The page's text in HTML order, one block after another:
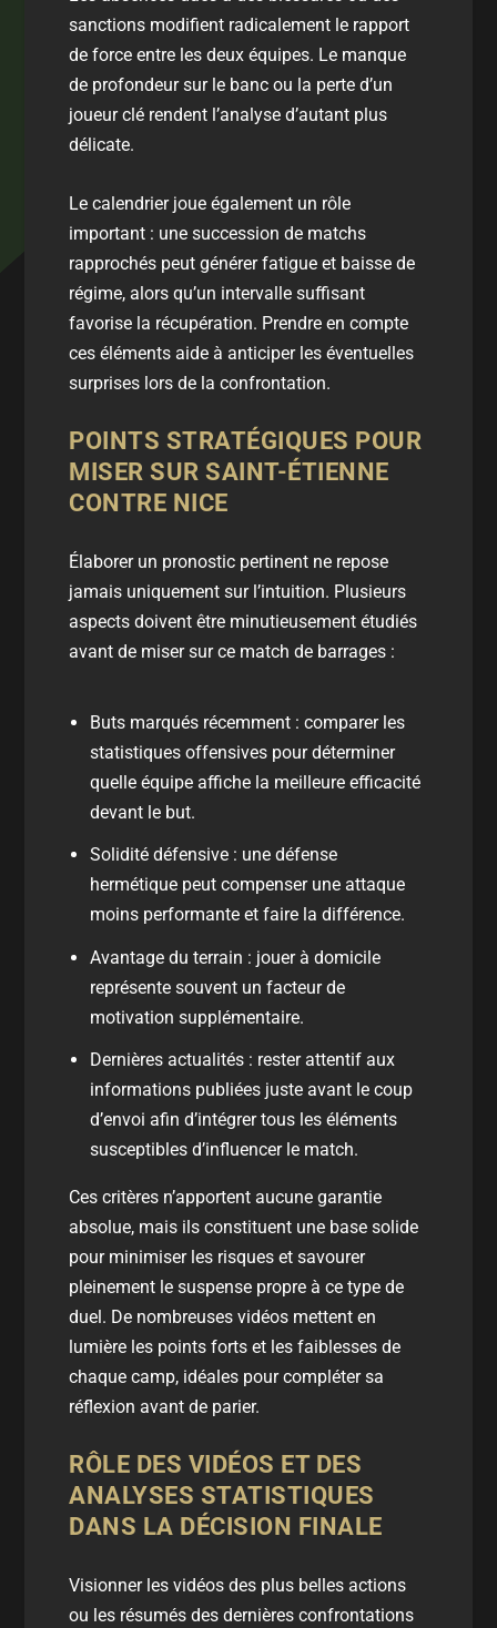
sanctions modifient radicalement le rapport
de force entre les deux équipes. Le manque
de profondeur sur le banc ou la perte d’un
joueur clé rendent l’analyse d’autant plus
délicate.
Lecalendrierjoue également un rôle
important : une succession de matchs
rapprochés peut générer fatigue et baisse de
régime, alors qu’un intervalle suffisant
favorise la récupération. Prendre en compte
ces éléments aide à anticiper les éventuelles
surprises lors de la confrontation.
POINTS STRATÉGIQUES POUR
MISER SUR SAINT-ÉTIENNE
CONTRE NICE
Élaborer un pronostic pertinent ne repose
jamais uniquement sur l’intuition. Plusieurs
aspects doivent être minutieusement étudiés
avant de miser sur ce match de barrages :
Butsmarqués récemment : comparer les
statistiques offensives pour déterminer
quelle équipe affiche la meilleure efficacité
devant le but.
Solidité défensive : une défense
hermétique peut compenser une attaque
moins performante et faire la différence.
Avantage du terrain : jouer à domicile
représente souvent un facteur de
motivation supplémentaire.
Dernières actualités: rester attentif aux
informations publiées juste avant le coup
d’envoi afin d’intégrer tous les éléments
susceptibles d’influencer le match.
Ces critères n’apportent aucune garantie
absolue, mais ils constituent une base solide
pour minimiser les risques et savourer
pleinement le suspense propre à ce type de
duel. De nombreusesvidéos mettent en
lumière les points forts et les faiblesses de
chaque camp, idéales pour compléter sa
réflexion avant de parier.
RÔLE DES VIDÉOS ET DES
ANALYSES STATISTIQUES
DANS LA DÉCISION FINALE
Visionner lesvidéos des plus belles actions
ou les résumés des dernières confrontations